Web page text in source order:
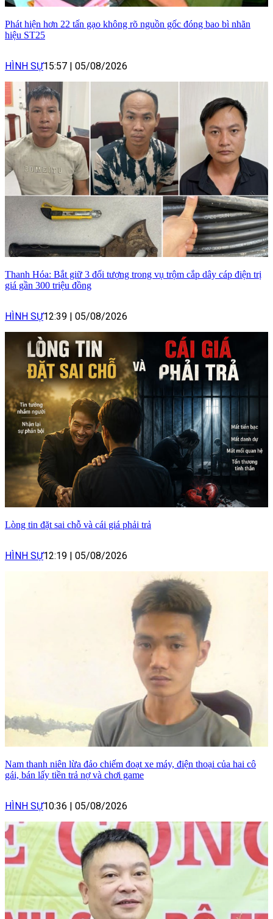
Phát hiện hơn 22 tấn gạo không rõ nguồn gốc đóng bao bì nhãn
hiệu ST25
HÌNH SỰ15:57 | 05/08/2026
Thanh Hóa: Bắt giữ 3 đối tượng trong vụ trộm cắp dây cáp điện trị
giá gần 300 triệu đồng
HÌNH SỰ12:39 | 05/08/2026
Lòng tin đặt sai chỗ và cái giá phải trả
HÌNH SỰ12:19 | 05/08/2026
Nam thanh niên lừa đảo chiếm đoạt xe máy, điện thoại của hai cô
gái, bán lấy tiền trả nợ và chơi game
HÌNH SỰ10:36 | 05/08/2026